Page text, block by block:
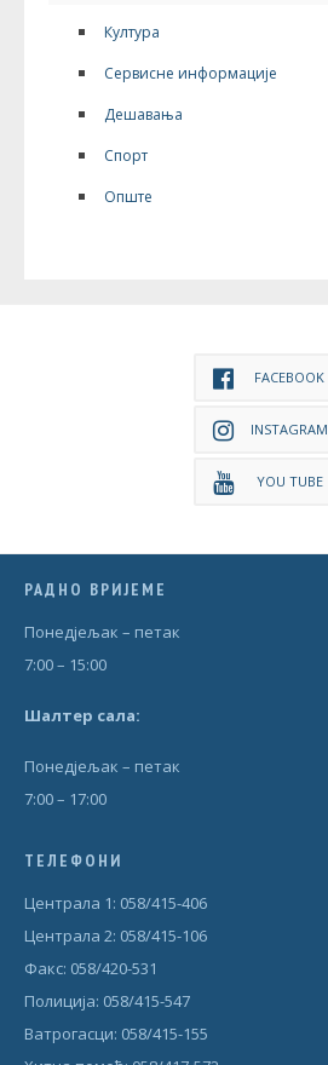
Култура
Сервисне информације
Дешавања
Спорт
Опште
FACEBOOK
INSTAGRAM
YOU TUBE
РАДНО ВРИЈЕМЕ
Понедjељак – петак
7:00 – 15:00
Шалтер сала:
Понедjељак – петак
7:00 – 17:00
ТЕЛЕФОНИ
Централа 1: 058/415-406
Централа 2: 058/415-106
Факс: 058/420-531
Полиција: 058/415-547
Ватрогасци: 058/415-155